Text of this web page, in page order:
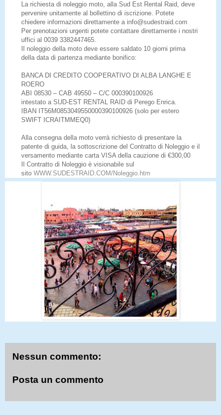
La richiesta di noleggio moto, alla Sud Est Rental Raid, deve
pervenire unitamente al bollettino di iscrizione. Potete
chiedere informazioni direttamente a info@sudestraid.com
Per prenotazioni urgenti potete contattare direttamente i nostri
uffici al 0039 3382447465.
Il noleggio della moto deve essere saldato 10 giorni prima
della data di partenza mediante bonifico:
BANCA DI CREDITO COOPERATIVO DI ALBA LANGHE E
ROERO
ABI 08530 – CAB 49550 – C/C 000390100926
intestato a SUD-EST RENTAL RAID di Perego Enrica.
IBAN IT56M0853049550000390100926 (solo per estero
SWIFT ICRAITMMEQ0)
Alla consegna della moto verrà richiesto di presentare la
patente di guida, la sottoscrizione del Contratto di Noleggio e il
versamento mediante carta VISA della cauzione di €300,00
Il Contratto di Noleggio è visionabile sul
sito WWW.SUDESTRAID.COM/Noleggio.htm
Nessun commento:
Posta un commento